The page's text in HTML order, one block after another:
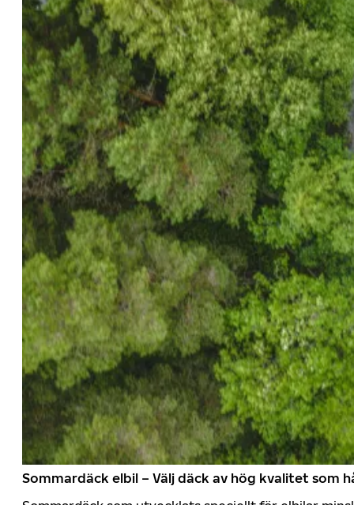
Sommardäck elbil – Välj däck av hög kvalitet som